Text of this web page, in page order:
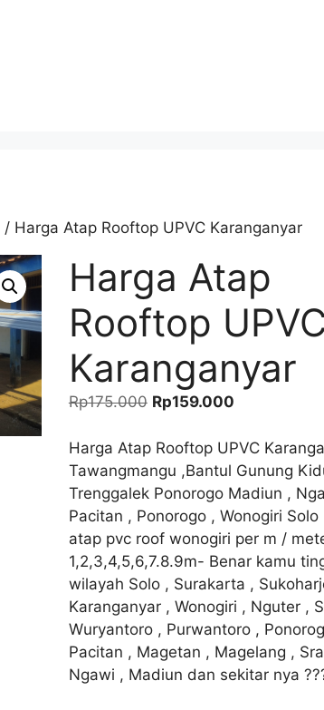
/ Harga Atap Rooftop UPVC Karanganyar
Harga Atap
Rooftop
Karanganyar
Rp175.000 Harga
adalah:
Rp175.000.
Rp159.000Harga
ini
adalah:
Rp159.000.
Harga Atap Rooftop UPVC
Tawangmangu ,Bantul Gunung
Trenggalek Ponorogo Madiun ,
Pacitan , Ponorogo , Wonogiri Solo
atap pvc roof wonogiri per m /
1,2,3,4,5,6,7.8.9m- Benar kamu
wilayah Solo , Surakarta ,
Karanganyar , Wonogiri , Nguter ,
Wuryantoro , Purwantoro ,
Pacitan , Magetan , Magelang ,
Ngawi , Madiun dan sekitar nya